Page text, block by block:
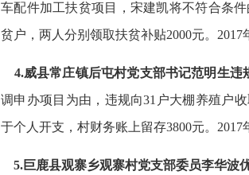
车配件加工扶贫项目，宋建凯将不符合条
贫户，两人分别领取扶贫补贴2000元。
4.威县常庄镇后屯村党支部书记范明生违
调申办项目为由，违规向31户大棚养殖户
于个人开支，村财务账上留存3800元。2017
5.巨鹿县观寨乡观寨村党支部委员李华波